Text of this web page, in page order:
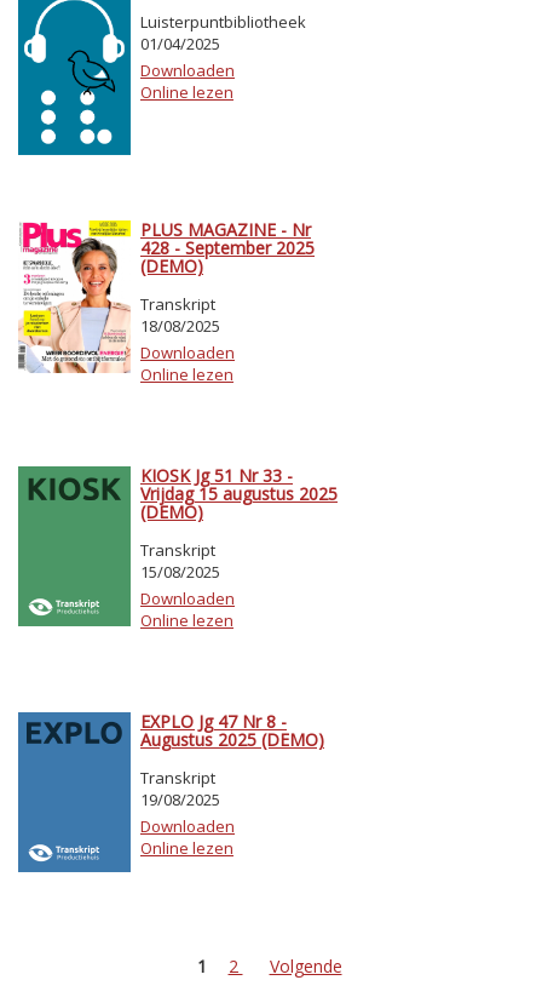
Luisterpuntbibliotheek
01/04/2025
Downloaden
Online lezen
PLUS MAGAZINE - Nr
428 - September 2025
(DEMO)
Transkript
18/08/2025
Downloaden
Online lezen
KIOSK Jg 51 Nr 33 -
Vrijdag 15 augustus 2025
(DEMO)
Transkript
15/08/2025
Downloaden
Online lezen
EXPLO Jg 47 Nr 8 -
Augustus 2025 (DEMO)
Transkript
19/08/2025
Downloaden
Online lezen
1 2 Volgende